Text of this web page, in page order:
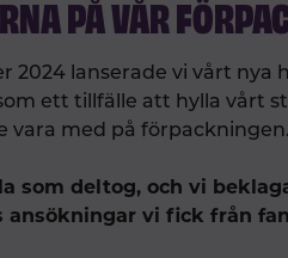
PÅ VÅR
2024 lanserade vi vårt
ett tillfälle att hylla vårt
vara med på förpackningen.
som deltog, och vi
ansökningar vi fick från